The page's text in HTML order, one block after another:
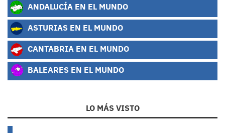
ANDALUCÍA EN EL MUNDO
ASTURIAS EN EL MUNDO
CANTABRIA EN EL MUNDO
BALEARES EN EL MUNDO
LO MÁS VISTO